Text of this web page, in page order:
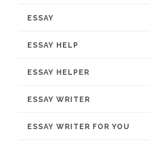
ESSAY
ESSAY HELP
ESSAY HELPER
ESSAY WRITER
ESSAY WRITER FOR YOU